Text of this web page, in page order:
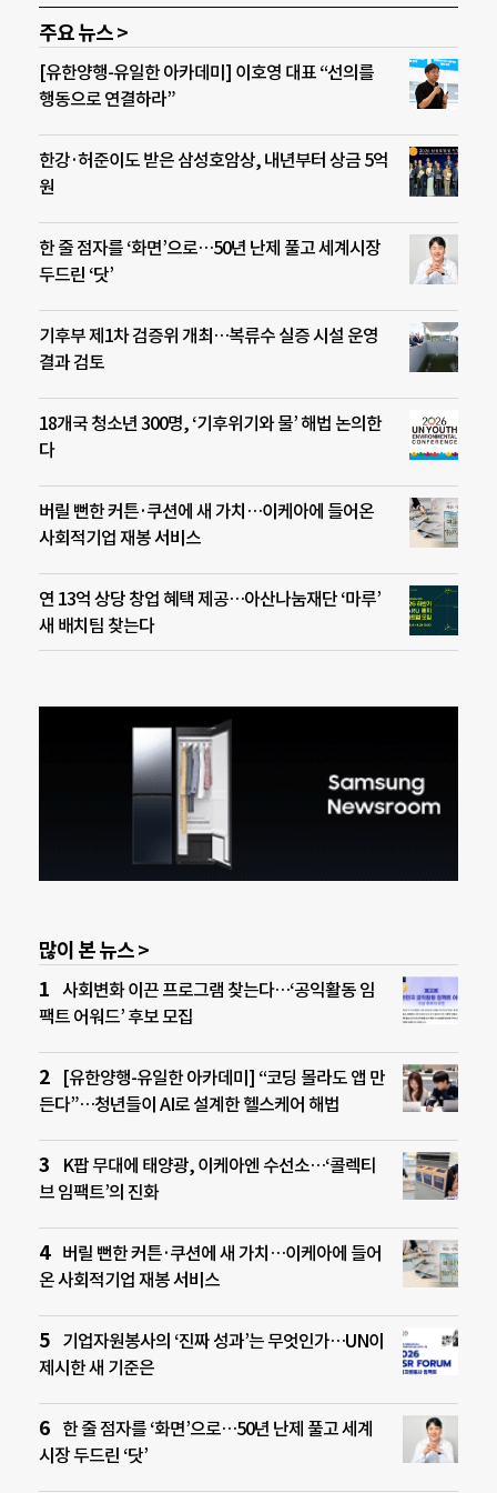
주요 뉴스 >
[유한양행-유일한 아카데미] 이호영 대표 “선의를
행동으로 연결하라”
한강·허준이도 받은 삼성호암상, 내년부터 상금 5억
원
한 줄 점자를 ‘화면’으로…50년 난제 풀고 세계시장
두드린 ‘닷’
기후부 제1차 검증위 개최…복류수 실증 시설 운영
결과 검토
18개국 청소년 300명, ‘기후위기와 물’ 해법 논의한
다
버릴 뻔한 커튼·쿠션에 새 가치…이케아에 들어온
사회적기업 재봉 서비스
연 13억 상당 창업 혜택 제공…아산나눔재단 ‘마루’
새 배치팀 찾는다
많이 본 뉴스 >
사회변화 이끈 프로그램 찾는다…‘공익활동 임
팩트 어워드’ 후보 모집
[유한양행-유일한 아카데미] “코딩 몰라도 앱 만
든다”…청년들이 AI로 설계한 헬스케어 해법
K팝 무대에 태양광, 이케아엔 수선소…‘콜렉티
브 임팩트’의 진화
버릴 뻔한 커튼·쿠션에 새 가치…이케아에 들어
온 사회적기업 재봉 서비스
기업자원봉사의 ‘진짜 성과’는 무엇인가…UN이
제시한 새 기준은
한 줄 점자를 ‘화면’으로…50년 난제 풀고 세계
시장 두드린 ‘닷’